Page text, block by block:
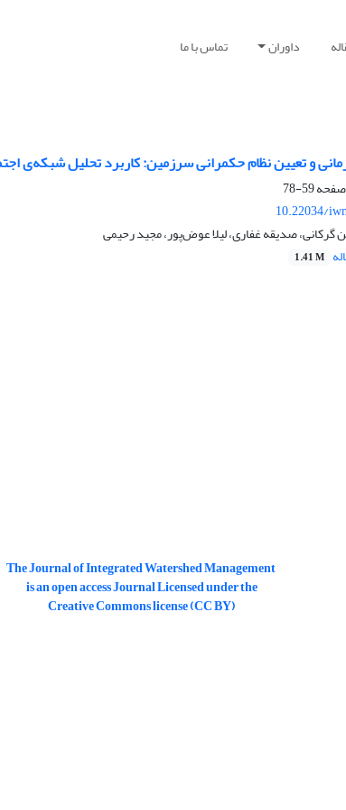
داوران تماس با ما
و تعیین نظام حکمرانی سرزمین: کاربرد تحلیل شبکه‌ی
59-78
10.22034/
گرکانی، صدیقه غفاری، لیلا عوض‌پور، مجید رحیمی
1.41 M
The Journal of Integrated Watershed Management
is an open access Journal Licensed under the
Creative Commons license (CC BY)